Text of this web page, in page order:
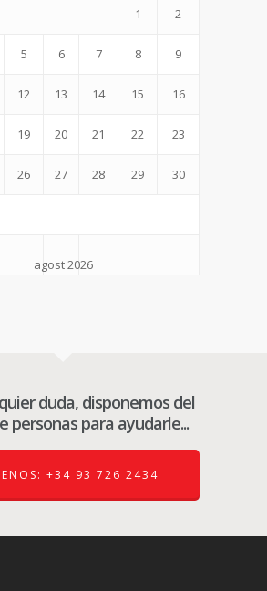
agost 2026
1 2
5 6 7 8 9
12 13 14 15 16
19 20 21 22 23
26 27 28 29 30
duda, disponemos del
personas para ayudarle...
+34 93 726 2434